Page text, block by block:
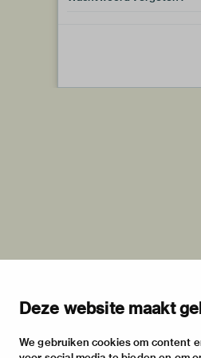
Deze website maakt
We gebruiken cookies om content